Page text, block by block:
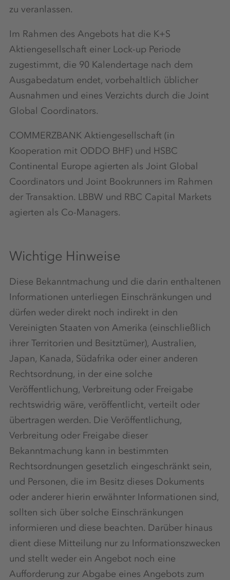
zu veranlassen.
Im Rahmen des Angebots hat die K+S
Aktiengesellschaft einer Lock-up Periode
zugestimmt, die 90 Kalendertage nach dem
Ausgabedatum endet, vorbehaltlich üblicher
Ausnahmen und eines Verzichts durch die Joint
Global Coordinators.
COMMERZBANK Aktiengesellschaft (in
Kooperation mit ODDO BHF) und HSBC
Continental Europe agierten als Joint Global
Coordinators und Joint Bookrunners im Rahmen
der Transaktion. LBBW und RBC Capital Markets
agierten als Co-Managers.
Wichtige Hinweise
Diese Bekanntmachung und die darin enthaltenen
Informationen unterliegen Einschränkungen und
dürfen weder direkt noch indirekt in den
Vereinigten Staaten von Amerika (einschließlich
ihrer Territorien und Besitztümer), Australien,
Japan, Kanada, Südafrika oder einer anderen
Rechtsordnung, in der eine solche
Veröffentlichung, Verbreitung oder Freigabe
rechtswidrig wäre, veröffentlicht, verteilt oder
übertragen werden. Die Veröffentlichung,
Verbreitung oder Freigabe dieser
Bekanntmachung kann in bestimmten
Rechtsordnungen gesetzlich eingeschränkt sein,
und Personen, die im Besitz dieses Dokuments
oder anderer hierin erwähnter Informationen sind,
sollten sich über solche Einschränkungen
informieren und diese beachten. Darüber hinaus
dient diese Mitteilung nur zu Informationszwecken
und stellt weder ein Angebot noch eine
Aufforderung zur Abgabe eines Angebots zum